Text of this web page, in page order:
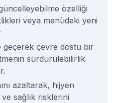
özelliği
veya menüdeki yeni
geçerek çevre dostu bir
sürdürülebilirlik
azaltarak, hijyen
sağlık risklerini